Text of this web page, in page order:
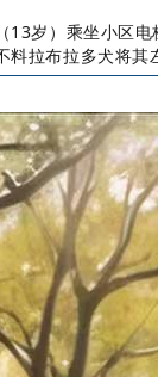
13岁）乘坐小区
料拉布拉多犬将其